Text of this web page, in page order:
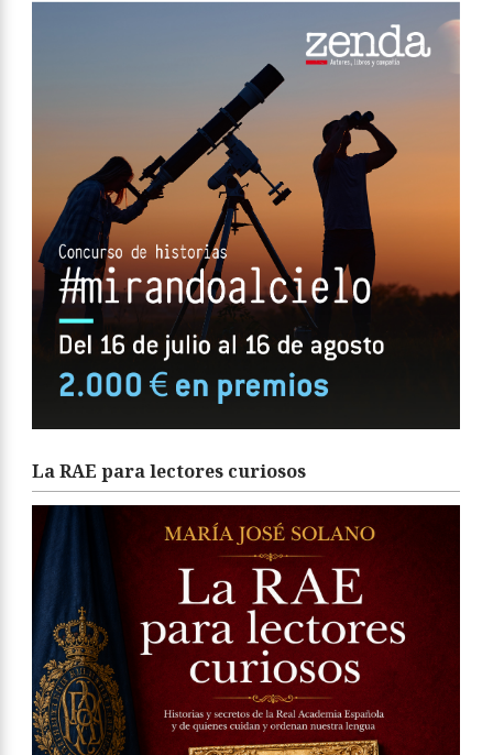
La RAE para lectores curiosos